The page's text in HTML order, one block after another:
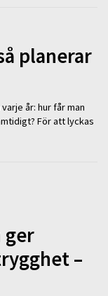
planerar
år: hur får man
För att lyckas
ger
–